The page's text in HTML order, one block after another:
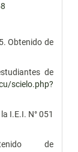
Obtenido de
de
scielo.php?
I.E.I. N° 051
de